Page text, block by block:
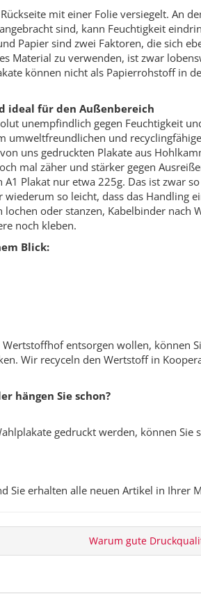
mit einer Folie versiegelt. An
sind, kann Feuchtigkeit
Papier sind zwei Faktoren, die sich
Material zu verwenden, ist zwar
können nicht als Papierrohstoff in
ideal für den Außenbereich
unempfindlich gegen Feuchtigkeit
umweltfreundlichen und
uns gedruckten Plakate aus
mal zäher und stärker gegen
Plakat nur etwa 225g. Das ist zwar
so leicht, dass das Handling
oder stanzen, Kabelbinder nach
noch kleben.
Blick:
entsorgen wollen, können
Wir recyceln den Wertstoff in
hängen Sie schon?
gedruckt werden, können Sie
Sie erhalten alle neuen Artikel in Ihrer
Warum gute